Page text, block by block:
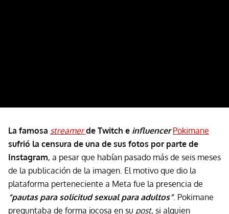
La famosa streamer de Twitch e influencer Pokimane
sufrió la censura de una de sus fotos por parte de
Instagram, a pesar que habían pasado más de seis meses
de la publicación de la imagen. El motivo que dio la
plataforma perteneciente a Meta fue la presencia de
“pautas para solicitud sexual para adultos”. Pokimane
preguntaba de forma jocosa en su post, si alguien